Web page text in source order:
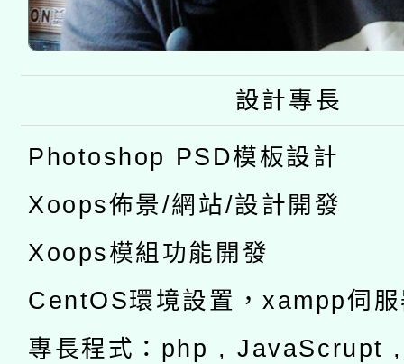
設計專長
Photoshop PSD模板設計
Xoops佈景/網站/設計開發
Xoops模組功能開發
CentOS環境設置，xampp伺
專長程式：php , JavaScrupt